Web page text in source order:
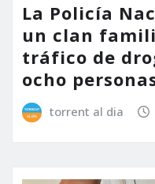
La Policía
un clan
tráfico de
ocho
torrent al dia